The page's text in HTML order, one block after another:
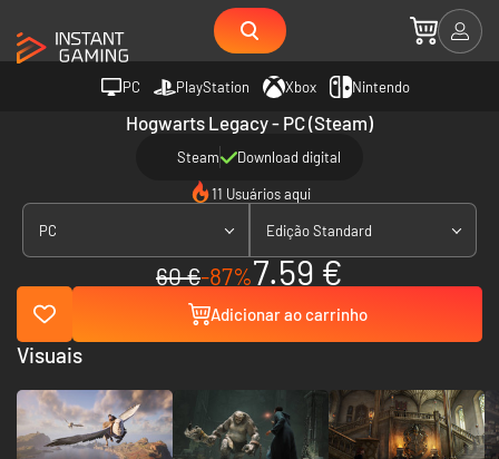
PC PlayStation Xbox Nintendo
Hogwarts Legacy - PC (Steam)
Steam Download digital
11 Usuários aqui
PC Edição Standard
60 €-87%7.59 €
Adicionar ao carrinho
Visuais